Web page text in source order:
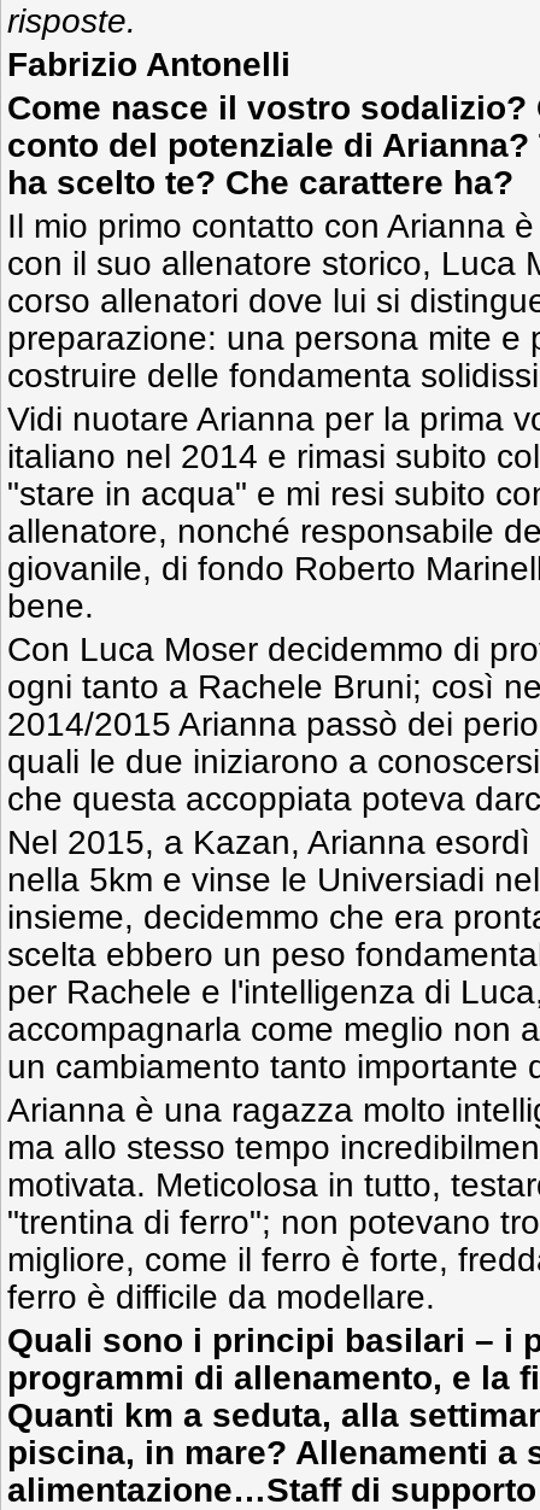
risposte.
Fabrizio Antonelli
Come nasce il vostro sodalizio?
conto del potenziale di
ha scelto te? Che carattere ha?
Il mio primo contatto con Arianna
con il suo allenatore storico, Luca
corso allenatori dove lui si
preparazione: una persona mite e
costruire delle fondamenta
Vidi nuotare Arianna per la prima
italiano nel 2014 e rimasi subito
"stare in acqua" e mi resi subito
allenatore, nonché responsabile
giovanile, di fondo Roberto
bene.
Con Luca Moser decidemmo di
ogni tanto a Rachele Bruni; così
2014/2015 Arianna passò dei
quali le due iniziarono a
che questa accoppiata poteva
Nel 2015, a Kazan, Arianna
nella 5km e vinse le Universiadi
insieme, decidemmo che era
scelta ebbero un peso
per Rachele e l'intelligenza di
accompagnarla come meglio non
un cambiamento tanto importante
Arianna è una ragazza molto
ma allo stesso tempo
motivata. Meticolosa in tutto,
"trentina di ferro"; non potevano
migliore, come il ferro è forte,
ferro è difficile da modellare.
Quali sono i principi basilari – i
programmi di allenamento, e la
Quanti km a seduta, alla
piscina, in mare? Allenamenti a
alimentazione…Staff di